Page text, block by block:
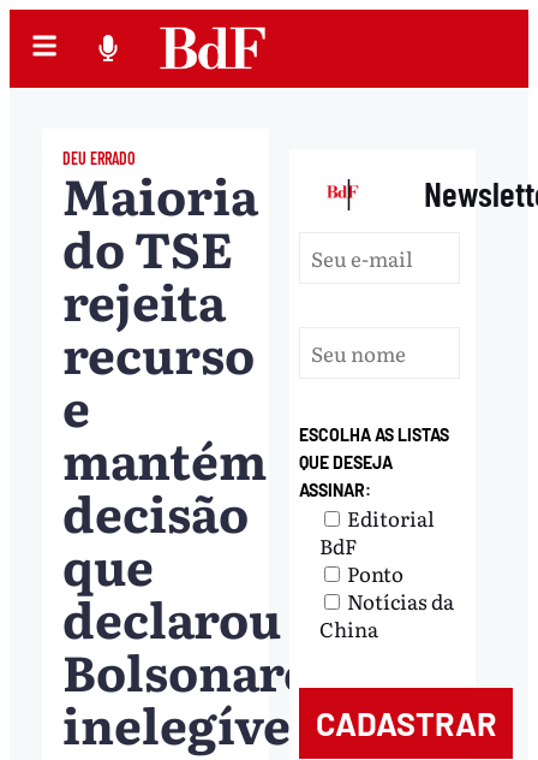
DEU ERRADO
Maioria
do TSE
rejeita
recurso
e
mantém
decisão
que
declarou
Bolsonaro
inelegível
|
ESCOLHA AS LISTAS
QUE DESEJA
ASSINAR:
Editorial
BdF
Ponto
Notícias da
China